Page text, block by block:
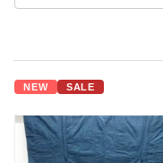
NEW SALE